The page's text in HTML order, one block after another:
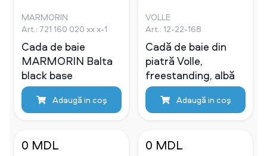
MARMORIN
Art.: 721 160 020 xx x-1
Cada de baie
MARMORIN Balta
black base
Adaugă in coş
VOLLE
Art.: 12-22-168
Cadă de baie din
piatră Volle,
freestanding, albă
Adaugă in coş
0 MDL 0 MDL